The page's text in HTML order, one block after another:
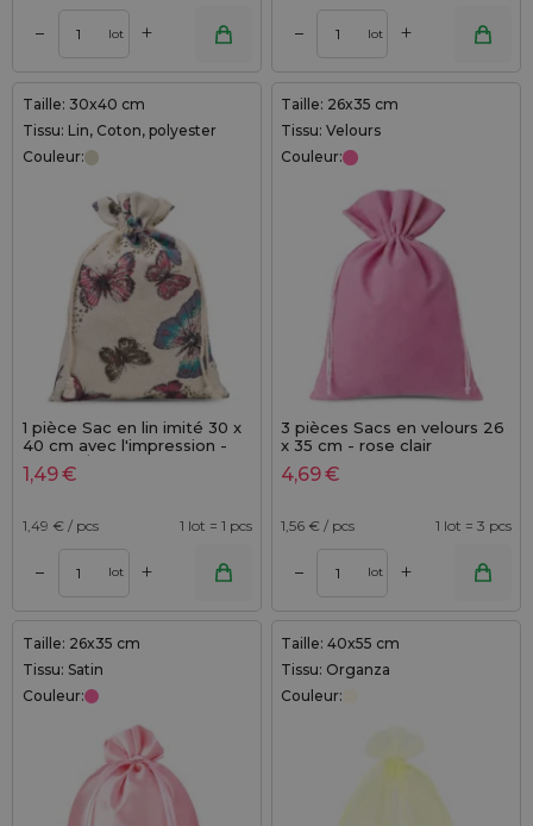
– lot + – lot +
Taille: 30x40 cm
Tissu: Lin, Coton, polyester
Couleur:
1 pièce Sac en lin imité 30 x
40 cm avec l'impression -
naturel / papillon
1,49€
1,49 € / pcs 1 lot = 1 pcs
– lot +
Taille: 26x35 cm
Tissu: Velours
Couleur:
3 pièces Sacs en velours 26
x 35 cm - rose clair
4,69€
1,56 € / pcs 1 lot = 3 pcs
– lot +
Taille: 26x35 cm
Tissu: Satin
Couleur:
Taille: 40x55 cm
Tissu: Organza
Couleur: